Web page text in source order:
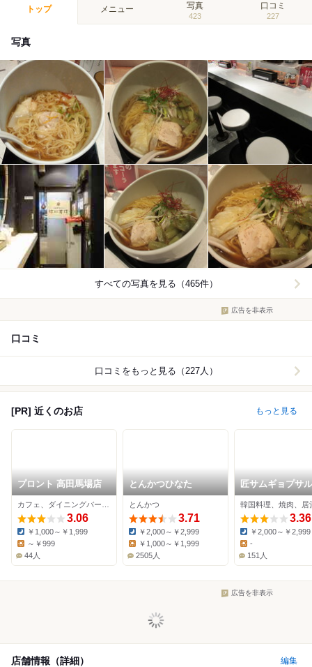
トップ メニュー 写真
423
口コミ
227
写真
すべての写真を見る（465件）
広告を非表示
口コミ
口コミをもっと見る（227人）
[PR] 近くのお店 もっと見る
プロント 高田馬場店
3.06
Dinner:
￥1,000～￥1,999
Lunch:
～￥999
44人
とんかつひなた
とんかつ
3.71
Dinner:
￥2,000～￥2,999
￥1,000～￥1,999
2505人
匠サムギョプサル
韓国料理、焼肉、居
3.36
Dinner:
￥2,000～￥2,999
-
151人
広告を非表示
店舗情報（詳細） 編集